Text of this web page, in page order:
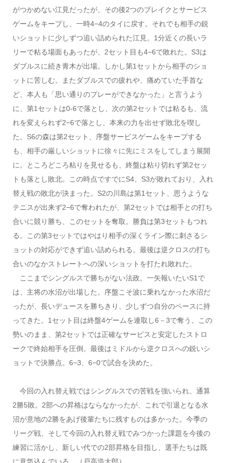
がつかめない江見だったが、その後2つのブレイクとサービス
ゲームをキープし、一時4−4のタイに戻す。それでも相手の鋭
いショットに少しずつ追い詰められた江見。1分近くの長いラ
リーで粘る場面もあったが、2セット目も4−6で敗れた。S3は
ダブルスに続き青木が出場。しかし第1セットから相手のショ
ットに苦しむ。またダブルスでの疲れや、痛めていた手首な
ど、本人も「思い通りのプレーができなかった」と言うよう
に、第1セットは0-6で落とし、次の第2セットでは粘るも、流
れを変えられず2−6で落とし、本来の力を出せず敗北を喫し
た。S6の森は第2セット、序盤サービスゲームをキープする
も、相手の厳しいショットに徐々に先にミスをしてしまう展開
に。ところどころ粘りを見せるも、終盤は粘り切れず第2セッ
トも落とし敗北。この時点ですでにS4、S3が敗れており、入れ
替え戦の敗北が決まった。S2の川島は第1セット、思うような
テニスが出来ず2−6で奪われたが、第2セットでは相手との打ち
合いに競り勝ち、このセットを奪取。勝負は第3セットもつれ
る。この第3セットではやはり相手の深くライン際に刺さるシ
ョットの対応ができず追い詰められる。最後は逆クロスの打ち
合いのなかストレートへの深いショットを打たれ敗れた。
ここまでシングルスで勝ちがない法政。一矢報いたいS1で
は、主将の水沼が出場した。序盤こそ波に乗れなかった水沼だ
ったが、長いデュースを勝ちきり、少しずつ自分のペースに持
ってきた。1セット目は終盤4ゲームを連取し6－3で奪う。この
勢いのまま、第2セットでは正確なサービスと安定したストロ
ークで終始相手を圧倒。最後はミドルから逆クロスへの鋭いシ
ョットで決勝点。6−3、6−0で試合を決めた。
今回の入れ替え戦ではシングルスでの苦戦を強いられ、通算
2勝5敗。2部への昇格はならなかったが、これで引退となる水
沼が意地の2勝をあげ後輩たちに残すものは多かった。今季の
リーグ戦、そして今回の入れ替え戦でみつかった課題を今後の
練習に活かし、新しい代での2部昇格を目指し、選手たちは既